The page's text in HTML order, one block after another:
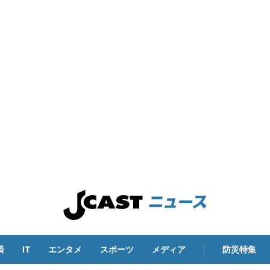
IT エンタメ スポーツ メディア 防災特集